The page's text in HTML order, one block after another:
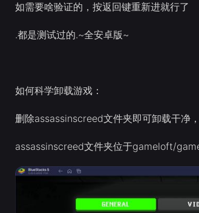
如需要啥验证的，按返回键重新进就行了
.都是测试过的.~全安卓版~
如何科学卸载游戏：
删除assassinscreed文件夹即可卸载干净，
assassinscreed文件夹位于gameloft/